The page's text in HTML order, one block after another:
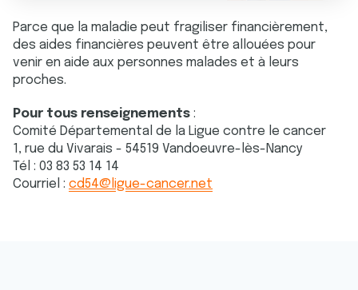
Parce que la maladie peut fragiliser financièrement,
des aides financières peuvent être allouées pour
venir en aide aux personnes malades et à leurs
proches.
Pour tous renseignements :
Comité Départemental de la Ligue contre le cancer
1, rue du Vivarais - 54519 Vandoeuvre-lès-Nancy
Tél : 03 83 53 14 14
Courriel : cd54@ligue-cancer.net